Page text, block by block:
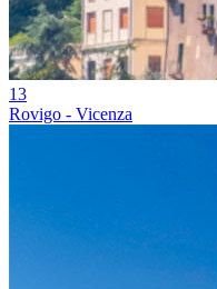
13
Rovigo - Vicenza